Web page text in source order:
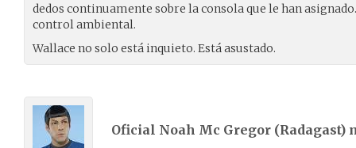
dedos continuamente sobre la consola que le han
control ambiental.
Wallace no solo está inquieto. Está asustado.
Oficial Noah Mc Gregor (Radagast)